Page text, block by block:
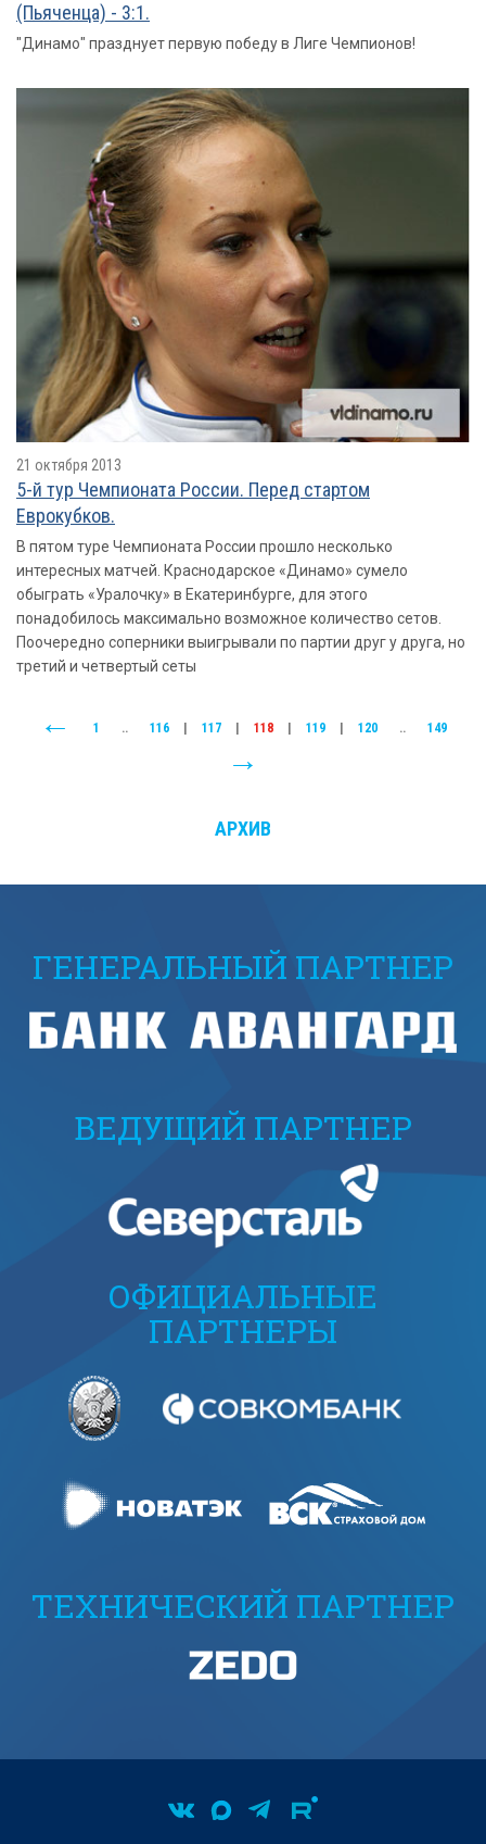
(Пьяченца) - 3:1.
"Динамо" празднует первую победу в Лиге Чемпионов!
21 октября 2013
5-й тур Чемпионата России. Перед стартом
Еврокубков.
В пятом туре Чемпионата России прошло несколько
интересных матчей. Краснодарское «Динамо» сумело
обыграть «Уралочку» в Екатеринбурге, для этого
понадобилось максимально возможное количество сетов.
Поочередно соперники выигрывали по партии друг у друга, но
третий и четвертый сеты
1 .. 116 117 118 119 120 .. 149
АРХИВ
ГЕНЕРАЛЬНЫЙ ПАРТНЕР
ВЕДУЩИЙ ПАРТНЕР
ОФИЦИАЛЬНЫЕ
ПАРТНЕРЫ
ТЕХНИЧЕСКИЙ ПАРТНЕР